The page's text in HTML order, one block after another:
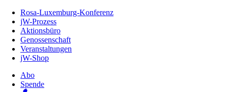
Inhalt
Seite
Rosa-Luxemburg-Konferenz
jW-Prozess
Aktionsbüro
Genossenschaft
Veranstaltungen
jW-Shop
Abo
Spende